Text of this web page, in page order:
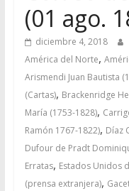
(01 ago.
diciembre 4, 2018
América del Norte,
Arismendi Juan Bautista
(Cartas), Brackenridge
María (1753-1828),
Ramón 1767-1822), Díaz
Dufour de Pradt
Erratas, Estados Unidos
(prensa extranjera),